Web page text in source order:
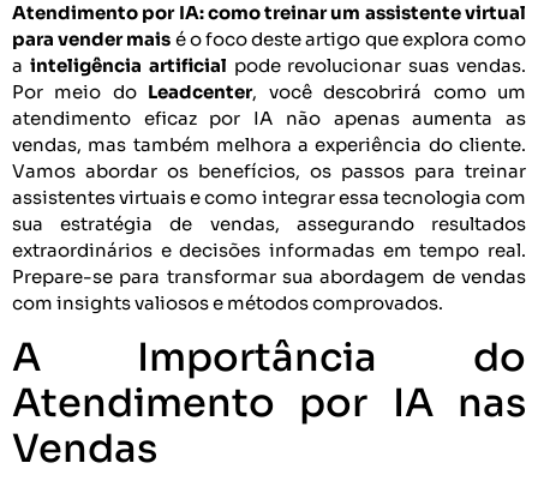
Atendimento por IA: como treinar um assistente virtual
para vender mais é o foco deste artigo que explora como
a inteligência artificial pode revolucionar suas vendas.
Por meio do Leadcenter, você descobrirá como um
atendimento eficaz por IA não apenas aumenta as
vendas, mas também melhora a experiência do cliente.
Vamos abordar os benefícios, os passos para treinar
assistentes virtuais e como integrar essa tecnologia com
sua estratégia de vendas, assegurando resultados
extraordinários e decisões informadas em tempo real.
Prepare-se para transformar sua abordagem de vendas
com insights valiosos e métodos comprovados.
A Importância do
Atendimento por IA nas
Vendas